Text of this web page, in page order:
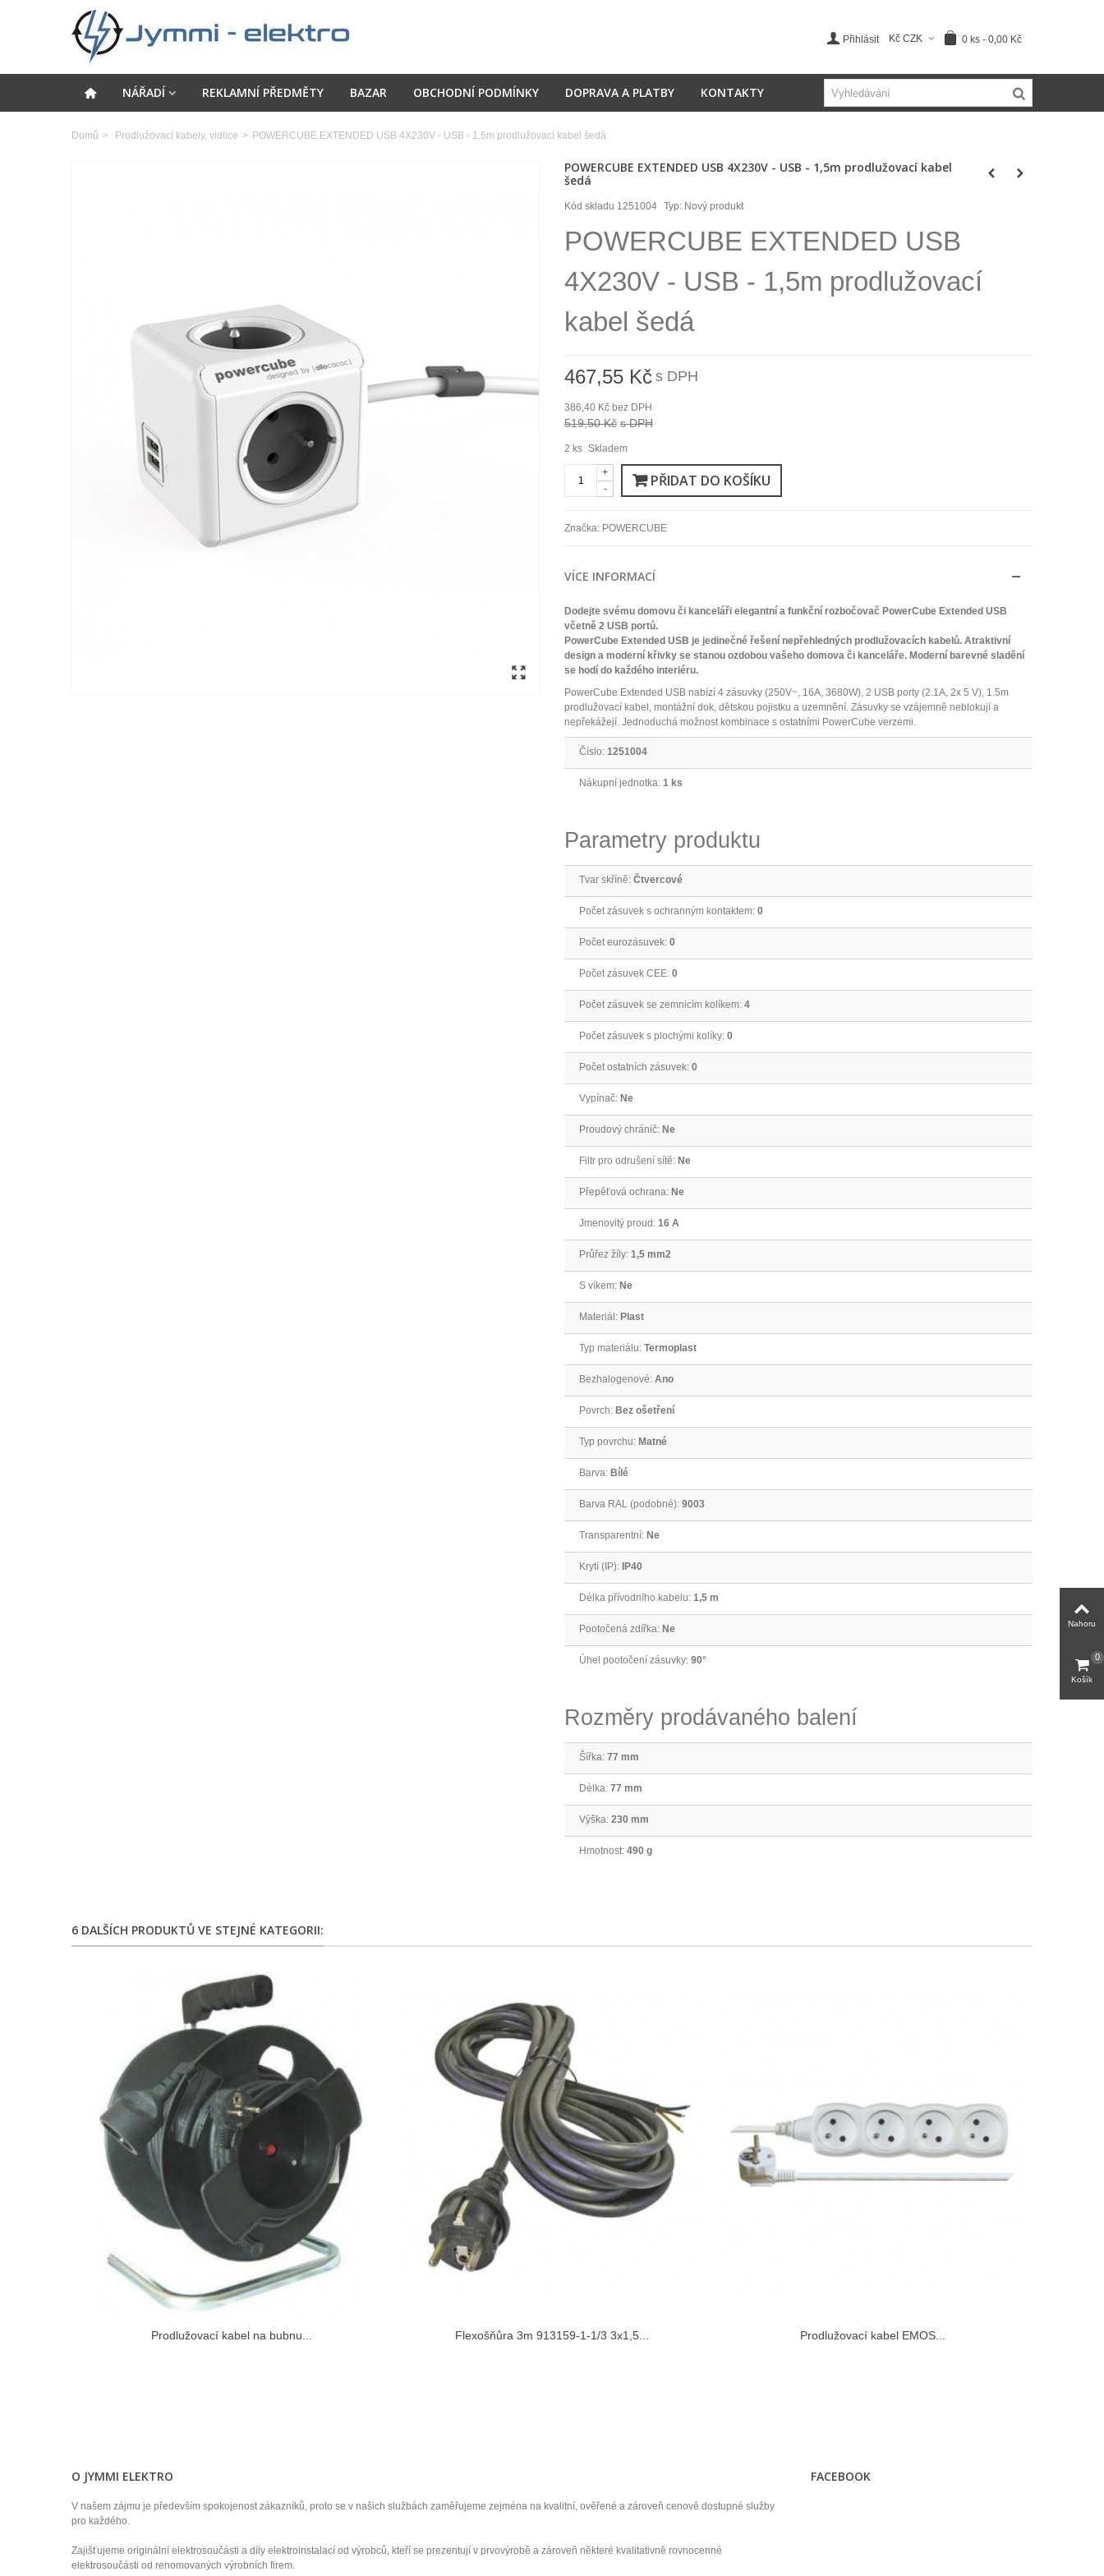
0 ks - 0,00 Kč
Kč CZK
Přihlásit
NÁŘADÍ REKLAMNÍ PŘEDMĚTY BAZAR OBCHODNÍ PODMÍNKY DOPRAVA A PLATBY KONTAKTY
Domů > Prodlužovací kabely, vidlice > POWERCUBE EXTENDED USB 4X230V - USB - 1,5m prodlužovací kabel šedá
POWERCUBE EXTENDED USB 4X230V - USB - 1,5m prodlužovací kabel
šedá
Kód skladu 1251004 Typ: Nový produkt
POWERCUBE EXTENDED USB
4X230V - USB - 1,5m prodlužovací
kabel šedá
467,55 Kč s DPH
386,40 Kč bez DPH
519,50 Kč s DPH
2 ks Skladem
-
+ PŘIDAT DO KOŠÍKU
Značka: POWERCUBE
VÍCE INFORMACÍ
Dodejte svému domovu či kanceláři elegantní a funkční rozbočovač PowerCube Extended USB
včetně 2 USB portů.
PowerCube Extended USB je jedinečné řešení nepřehledných prodlužovacích kabelů. Atraktivní
design a moderní křivky se stanou ozdobou vašeho domova či kanceláře. Moderní barevné sladění
se hodí do každého interiéru.
PowerCube Extended USB nabízí 4 zásuvky (250V~, 16A, 3680W), 2 USB porty (2.1A, 2x 5 V), 1.5m
prodlužovací kabel, montážní dok, dětskou pojistku a uzemnění. Zásuvky se vzájemně neblokují a
nepřekážejí. Jednoduchá možnost kombinace s ostatními PowerCube verzemi.
Číslo: 1251004
Nákupní jednotka: 1 ks
Parametry produktu
Tvar skříně: Čtvercové
Počet zásuvek s ochranným kontaktem: 0
Počet eurozásuvek: 0
Počet zásuvek CEE: 0
Počet zásuvek se zemnicím kolíkem: 4
Počet zásuvek s plochými kolíky: 0
Počet ostatních zásuvek: 0
Vypínač: Ne
Proudový chránič: Ne
Filtr pro odrušení sítě: Ne
Přepěťová ochrana: Ne
Jmenovitý proud: 16 A
Průřez žíly: 1,5 mm2
S víkem: Ne
Materiál: Plast
Typ materiálu: Termoplast
Bezhalogenové: Ano
Povrch: Bez ošetření
Typ povrchu: Matné
Barva: Bílé
Barva RAL (podobné): 9003
Transparentní: Ne
Krytí (IP): IP40
Délka přívodního kabelu: 1,5 m
Pootočená zdířka: Ne
Úhel pootočení zásuvky: 90°
Rozměry prodávaného balení
Šířka: 77 mm
Délka: 77 mm
Výška: 230 mm
Hmotnost: 490 g
6 DALŠÍCH PRODUKTŮ VE STEJNÉ KATEGORII:
Prodlužovací kabel na bubnu... Flexošňůra 3m 913159-1-1/3 3x1,5... Prodlužovací kabel EMOS...
O JYMMI ELEKTRO
V našem zájmu je především spokojenost zákazníků, proto se v našich službách zaměřujeme zejména na kvalitní, ověřené a zároveň cenově dostupné služby
pro každého.
Zajišťujeme originální elektrosoučásti a díly elektroinstalací od výrobců, kteří se prezentují v prvovýrobě a zároveň některé kvalitativně rovnocenné
elektrosoučásti od renomovaných výrobních firem.
FACEBOOK
Nahoru
Košík
0